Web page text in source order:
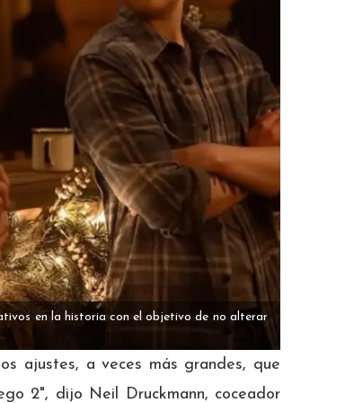
en la historia con el objetivo de no alterar
ajustes, a veces más grandes, que
2", dijo Neil Druckmann, coceador